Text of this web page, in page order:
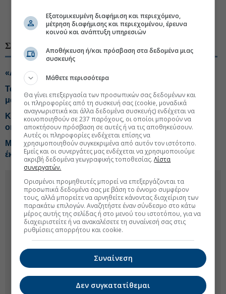
#Ευρωπαϊκή νομοθεσία #Ευρωπαϊκή Ένωση
ΣΧΕΤΙΚΑ ΘΕΜΑΤΑ
«Λεφτά... υπάρχουν» και μετά το Ταμείο Ανάκαμψης
Ταμείο Ανάκαμψης: Οι επιχειρήσεις που κέρδισαν τη
μάχη των δανείων
Κατενάτσιο από Μάλτα στο σχέδιο ΕΕ για το φόρο στο
online στοίχημα
Μεταναστευτικό: Στην ΕΕ η πρόταση Μητσοτάκη για
έκτακτες αναστολές ασύλου
Εξατομικευμένη διαφήμιση και περιεχόμενο,
μέτρηση διαφήμισης και περιεχομένου, έρευνα
κοινού και ανάπτυξη υπηρεσιών
Αποθήκευση ή/και πρόσβαση στα δεδομένα μιας
συσκευής
Μάθετε περισσότερα
Θα γίνει επεξεργασία των προσωπικών σας δεδομένων και
οι πληροφορίες από τη συσκευή σας (cookie, μοναδικά
αναγνωριστικά και άλλα δεδομένα συσκευής) ενδέχεται να
κοινοποιηθούν σε 237 παρόχους, οι οποίοι μπορούν να
αποκτήσουν πρόσβαση σε αυτές ή να τις αποθηκεύσουν.
Αυτές οι πληροφορίες ενδέχεται επίσης να
χρησιμοποιηθούν συγκεκριμένα από αυτόν τον ιστότοπο.
Εμείς και οι συνεργάτες μας ενδέχεται να χρησιμοποιούμε
ακριβή δεδομένα γεωγραφικής τοποθεσίας.Λίστα
συνεργατών.
Ορισμένοι προμηθευτές μπορεί να επεξεργάζονται τα
προσωπικά δεδομένα σας με βάση το έννομο συμφέρον
τους, αλλά μπορείτε να αρνηθείτε κάνοντας διαχείριση των
παρακάτω επιλογών. Αναζητήστε έναν σύνδεσμο στο κάτω
μέρος αυτής της σελίδας ή στο μενού του ιστοτόπου, για να
διαχειριστείτε ή να ανακαλέσετε τη συναίνεσή σας στις
ρυθμίσεις απορρήτου και cookie.
Συναίνεση
Δεν συγκατατίθεμαι